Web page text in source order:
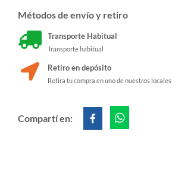
Métodos de envío y retiro
Transporte Habitual
Transporte habitual
Retiro en depósito
Retira tu compra en uno de nuestros locales
Compartí en: